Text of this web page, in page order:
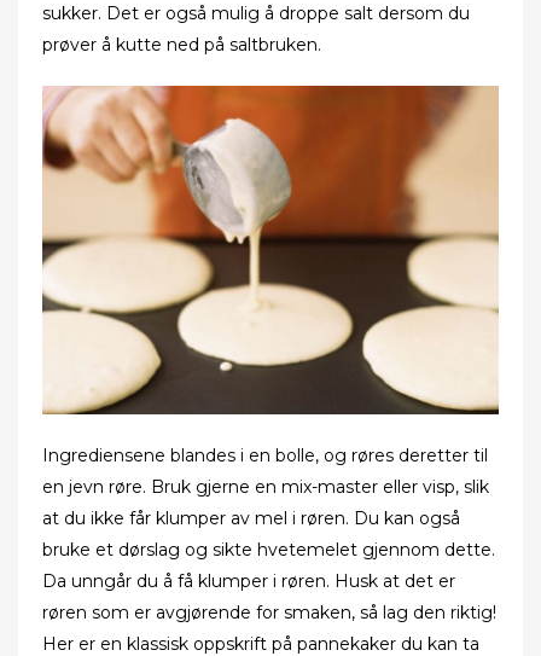
sukker. Det er også mulig å droppe salt dersom du
prøver å kutte ned på saltbruken.
Ingrediensene blandes i en bolle, og røres deretter til
en jevn røre. Bruk gjerne en mix-master eller visp, slik
at du ikke får klumper av mel i røren. Du kan også
bruke et dørslag og sikte hvetemelet gjennom dette.
Da unngår du å få klumper i røren. Husk at det er
røren som er avgjørende for smaken, så lag den riktig!
Her er en klassisk oppskrift på pannekaker du kan ta